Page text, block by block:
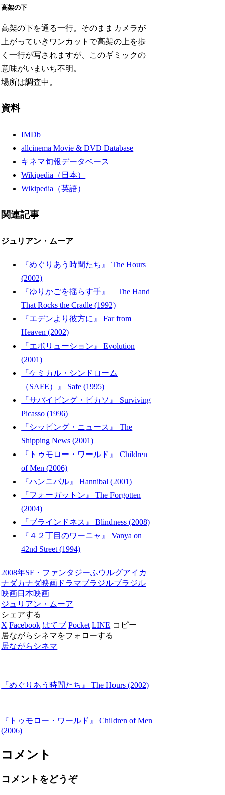
高架の下
高架の下を通る一行。そのままカメラが
上がっていきワンカットで高架の上を歩
く一行が写されますが、このギミックの
意味がいまいち不明。
場所は調査中。
資料
IMDb
allcinema Movie & DVD Database
キネマ旬報データベース
Wikipedia（日本）
Wikipedia（英語）
関連記事
ジュリアン・ムーア
『めぐりあう時間たち』 The Hours
(2002)
『ゆりかごを揺らす手』 The Hand
That Rocks the Cradle (1992)
『エデンより彼方に』 Far from
Heaven (2002)
『エボリューション』 Evolution
(2001)
『ケミカル・シンドローム
（SAFE）』 Safe (1995)
『サバイビング・ピカソ』 Surviving
Picasso (1996)
『シッピング・ニュース』 The
Shipping News (2001)
『トゥモロー・ワールド』 Children
of Men (2006)
『ハンニバル』 Hannibal (2001)
『フォーガットン』 The Forgotten
(2004)
『ブラインドネス』 Blindness (2008)
『４２丁目のワーニャ』 Vanya on
42nd Street (1994)
2008年SF・ファンタジーふウルグアイ カ
ナダカナダ映画 ドラマブラジルブラジル
映画日本映画
ジュリアン・ムーア
シェアする
X Facebook はてブ Pocket LINE コピー
居ながらシネマをフォローする
居ながらシネマ
『めぐりあう時間たち』 The Hours (2002)
『トゥモロー・ワールド』 Children of Men
(2006)
コメント
コメントをどうぞ